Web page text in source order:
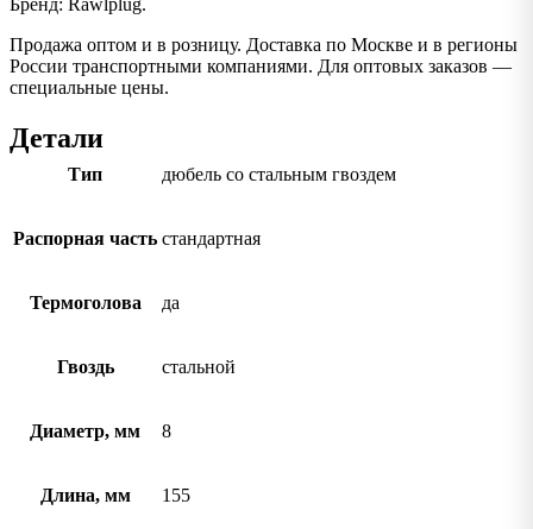
Продажа оптом и в розницу. Доставка по Москве и в регионы
России транспортными компаниями. Для оптовых заказов —
специальные цены.
Детали
Тип дюбель со стальным гвоздем
Распорная часть стандартная
Термоголова да
Гвоздь стальной
Диаметр, мм 8
Длина, мм 155